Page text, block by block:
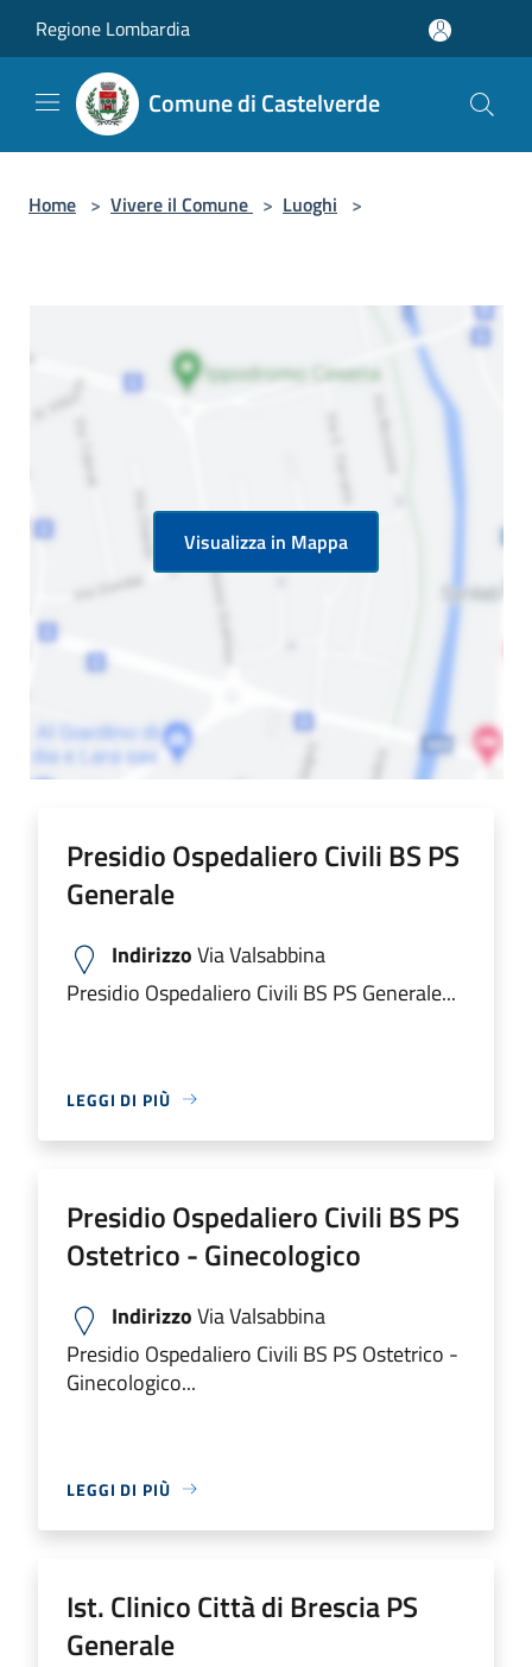
Regione Lombardia
Comune di Castelverde
Home > Vivere il Comune > Luoghi >
Visualizza in Mappa
Presidio Ospedaliero Civili BS PS
Generale
IndirizzoVia Valsabbina
Presidio Ospedaliero Civili BS PS Generale...
LEGGI DI PIÙ
Presidio Ospedaliero Civili BS PS
Ostetrico - Ginecologico
IndirizzoVia Valsabbina
Presidio Ospedaliero Civili BS PS Ostetrico -
Ginecologico...
LEGGI DI PIÙ
Ist. Clinico Città di Brescia PS
Generale